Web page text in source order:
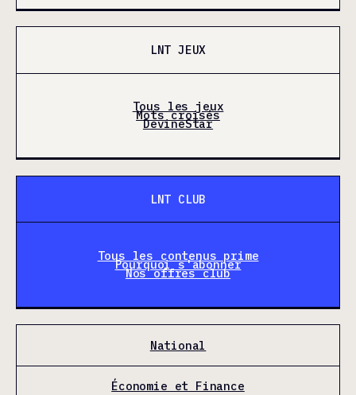
LNT JEUX
Tous les jeux
Mots croisés
DevineStar
LNT CLUB
Tous les contenus prime
Pourquoi s'abonner
Nos offres club
National
Économie et Finance